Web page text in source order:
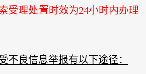
受理处置时效为24小时内办理
不良信息举报有以下途径：